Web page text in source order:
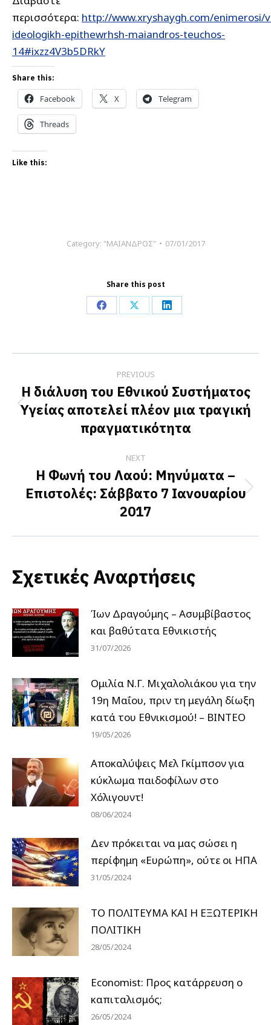
περισσότερα: http://www.xryshaygh.com/enimerosi/
ideologikh-epithewrhsh-maiandros-teuchos-
14#ixzz4V3b5DRkY
Share this:
Facebook X Telegram
Threads
Like this:
Category: "ΜΑΙΑΝΔΡΟΣ" 07/01/2017
Share this post
Share
Facebook
Share
X
Share
LinkedIn
navigation
PREVIOUS
Previous
post:
Η διάλυση του Εθνικού Συστήματος
Υγείας αποτελεί πλέον μια τραγική
πραγματικότητα
NEXT
Next
post:
Η Φωνή του Λαού: Μηνύματα –
Επιστολές: Σάββατο 7 Ιανουαρίου
2017
Σχετικές Αναρτήσεις
Ίων Δραγούμης – Ασυμβίβαστος
και βαθύτατα Εθνικιστής
31/07/2026
Ομιλία Ν.Γ. Μιχαλολιάκου για την
19η Μαΐου, πριν τη μεγάλη δίωξη
κατά του Εθνικισμού! – ΒΙΝΤΕΟ
19/05/2026
Αποκαλύψεις Μελ Γκίμπσον για
κύκλωμα παιδοφίλων στο
Χόλιγουντ!
08/06/2024
Δεν πρόκειται να μας σώσει η
περίφημη «Ευρώπη», ούτε οι ΗΠΑ
31/05/2024
ΤΟ ΠΟΛΙΤΕΥΜΑ ΚΑΙ Η ΕΞΩΤΕΡΙΚΗ
ΠΟΛΙΤΙΚΗ
28/05/2024
Economist: Προς κατάρρευση ο
καπιταλισμός;
26/05/2024